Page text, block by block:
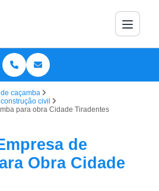
caçamba
civil
para obra Cidade Tiradentes
de
Obra Cidade